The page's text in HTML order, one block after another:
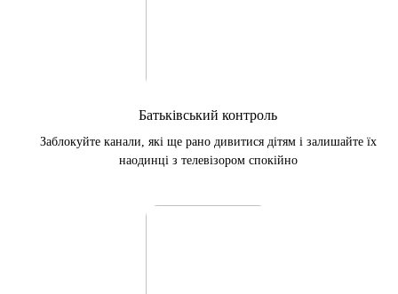
Батьківський контроль
Заблокуйте канали, які ще рано дивитися дітям і залишайте їх
наодинці з телевізором спокійно